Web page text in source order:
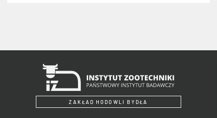
ZAKŁAD HODOWLI BYDŁA